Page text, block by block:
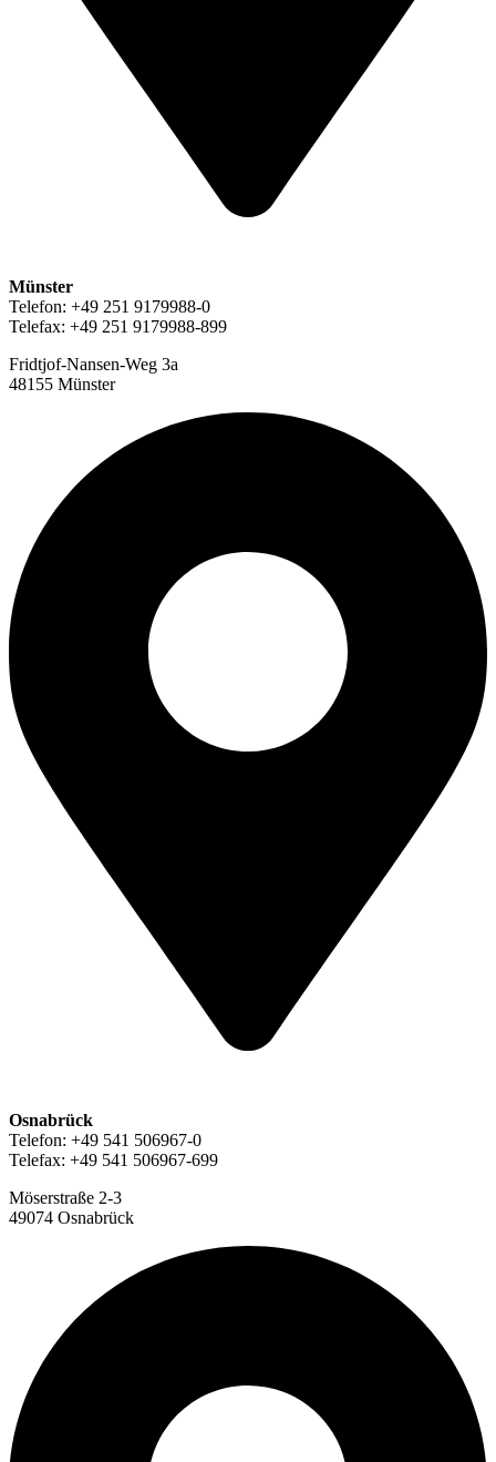
Münster
Telefon: +49 251 9179988-0
Telefax: +49 251 9179988-899
Fridtjof-Nansen-Weg 3a
48155 Münster
Osnabrück
Telefon: +49 541 506967-0
Telefax: +49 541 506967-699
Möserstraße 2-3
49074 Osnabrück